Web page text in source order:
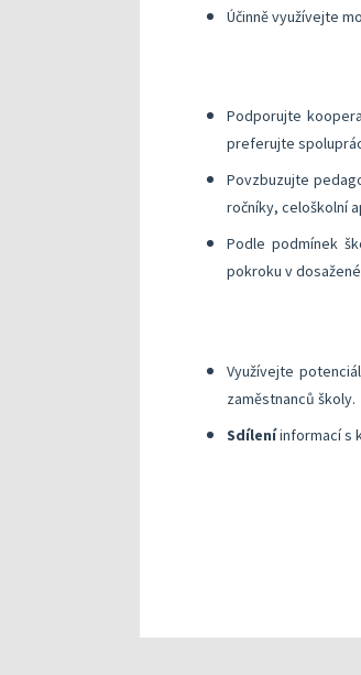
Účinně využívejte
​Podporujte
preferujte
​Povzbuzujte
ročníky, celoškolní
​Podle podmínek
pokroku v
Využívejte
zaměstnanců školy.
Sdíleníinformací s